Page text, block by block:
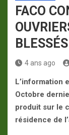
FACO
BLESSÉS
4 ans ago
L’information
Octobre
produit sur le
résidence de